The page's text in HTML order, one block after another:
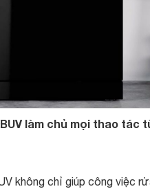
thường được làm bằng
sử dụng điện nên đảm
cũng không tốn kém các
làm chủ mọi thao tác
không chỉ giúp công việc